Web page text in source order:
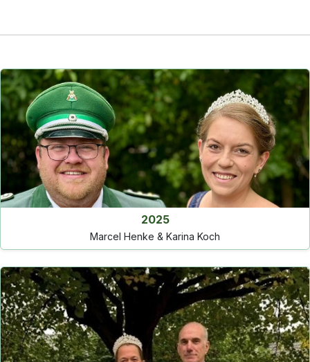
2025
Marcel Henke & Karina Koch